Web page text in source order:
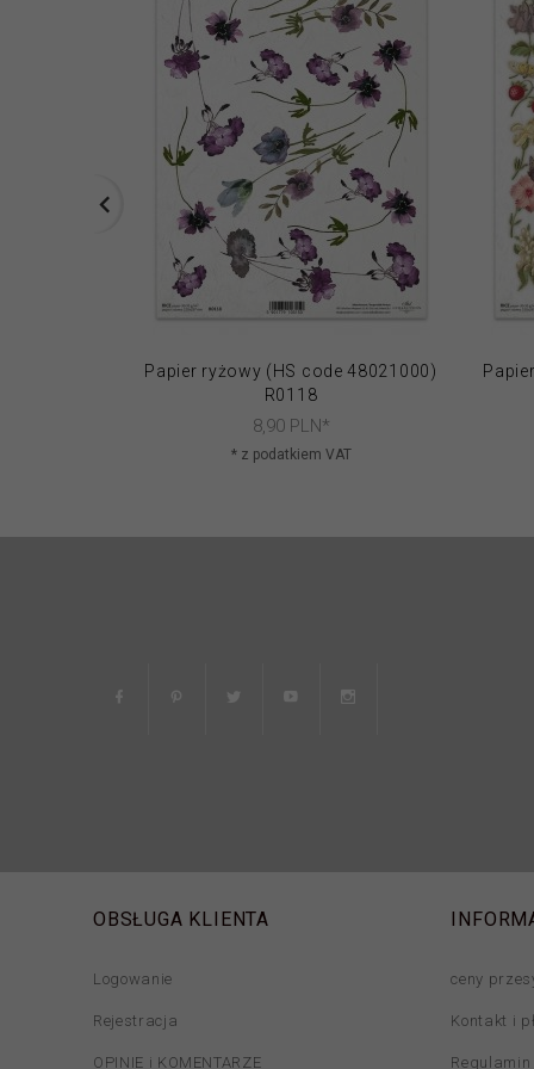
Papier ryżowy (HS code 48021000)
R0118
8,90 PLN*
* z podatkiem VAT
OBSŁUGA KLIENTA
Logowanie
Rejestracja
OPINIE i KOMENTARZE
ceny
Kontakt i
Regulamin